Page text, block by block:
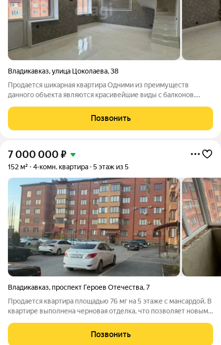
Владикавказ,улица Цоколаева,38
Продается шикарная квартира Одними из преимуществ
данного объекта являются красивейшие виды с балконов.
качественные материалы, но в связи с внезапным переездом
приходится продавать. В квартире есть
Позвонить
7 000 000 ₽
152 м² 4-комн. квартира 5 этаж из 5
Владикавказ, проспект Героев Отечества,7
Продается квартира площадью 76 мг на 5 этаже с мансардой. В
квартире выполнена черновая отделка, что позволяет новым
инфраструктура в районе обеспечивает все необходимые
удобства: магазины,
Позвонить